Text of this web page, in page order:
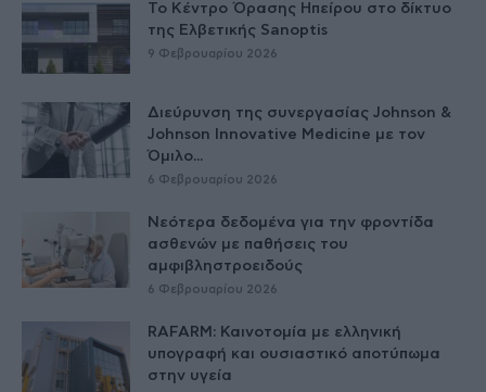
Το Κέντρο Όρασης Ηπείρου στο δίκτυο
της Ελβετικής Sanoptis
9 Φεβρουαρίου 2026
Διεύρυνση της συνεργασίας Johnson &
Johnson Innovative Medicine με τον
Όμιλο...
6 Φεβρουαρίου 2026
Nεότερα δεδομένα για την φροντίδα
ασθενών με παθήσεις του
αμφιβληστροειδούς
6 Φεβρουαρίου 2026
RAFARM: Καινοτομία με ελληνική
υπογραφή και ουσιαστικό αποτύπωμα
στην υγεία